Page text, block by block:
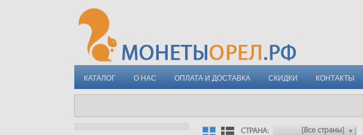
КАТАЛОГ О НАС ОПЛАТА И ДОСТАВКА СКИДКИ КОНТАКТЫ
СТРАНА: